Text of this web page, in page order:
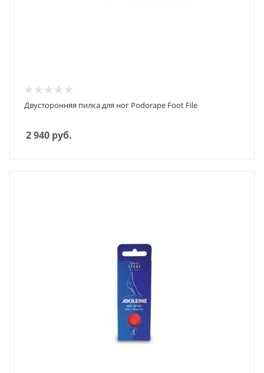
Двусторонняя пилка для ног Podorape Foot File
2 940 руб.